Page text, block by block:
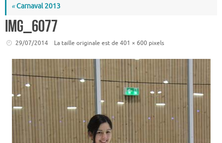
«Carnaval 2013
IMG_6077
29/07/2014 La taille originale est de 401 × 600 pixels